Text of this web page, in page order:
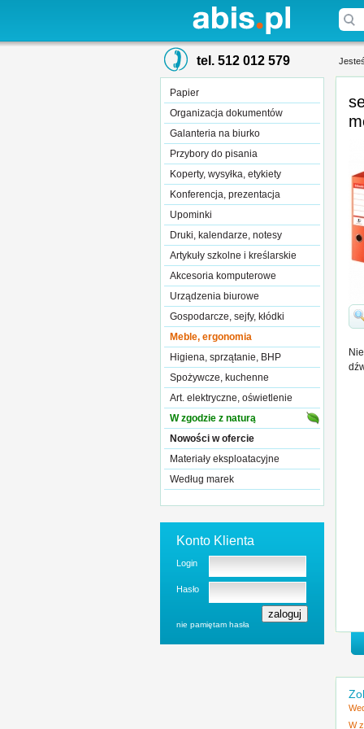
tel. 512 012 579
Papier
Organizacja dokumentów
Galanteria na biurko
Przybory do pisania
Koperty, wysyłka, etykiety
Konferencja, prezentacja
Upominki
Druki, kalendarze, notesy
Artykuły szkolne i kreślarskie
Akcesoria komputerowe
Urządzenia biurowe
Gospodarcze, sejfy, kłódki
Meble, ergonomia
Higiena, sprzątanie, BHP
Spożywcze, kuchenne
Art. elektryczne, oświetlenie
W zgodzie z naturą
Nowości w ofercie
Materiały eksploatacyjne
Według marek
Konto Klienta
Login
Hasło
nie pamiętam hasła
W